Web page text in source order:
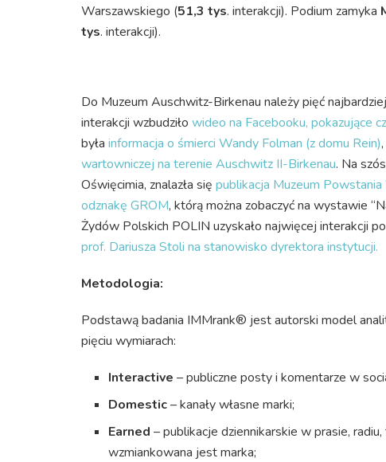
Warszawskiego (51,3 tys. interakcji). Podium zamyka
tys. interakcji).
Do Muzeum Auschwitz-Birkenau należy pięć
interakcji wzbudziło wideo na Facebooku, pokazujące
była informacja o śmierci Wandy Folman (z domu Rein)
wartowniczej na terenie Auschwitz II-Birkenau. Na
Oświęcimia, znalazła się publikacja Muzeum
odznakę GROM, którą można zobaczyć na wystawie
Żydów Polskich POLIN uzyskało najwięcej interakcji
prof. Dariusza Stoli na stanowisko dyrektora instytucji.
Metodologia:
Podstawą badania IMMrank® jest autorski model
pięciu wymiarach:
Interactive– publiczne posty i komentarze w
Domestic– kanały własne marki;
Earned– publikacje dziennikarskie w prasie,
wzmiankowana jest marka;